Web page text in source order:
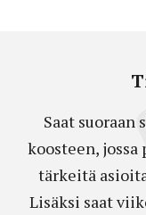
Saat
koosteen,
tärkeitä
Lisäksi saat